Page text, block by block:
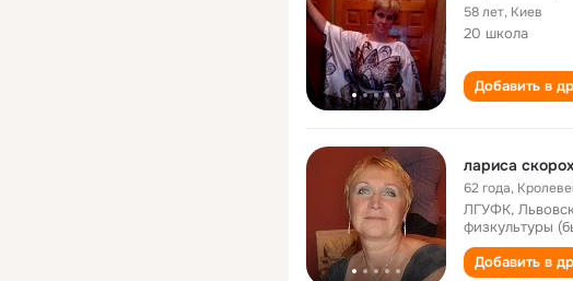
58 лет, Киев
20 школа
Добавить в
лариса
62 года,
ЛГУФК,
физкультуры
Добавить в